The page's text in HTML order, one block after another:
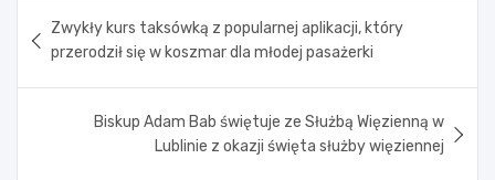
wpisu
Zwykły kurs taksówką z popularnej aplikacji, który
przerodził się w koszmar dla młodej pasażerki
Biskup Adam Bab świętuje ze Służbą Więzienną w
Lublinie z okazji święta służby więziennej